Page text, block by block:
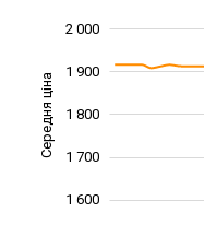
Середня ціна 1 500
1 600
1 700
1 800
1 900
2 000